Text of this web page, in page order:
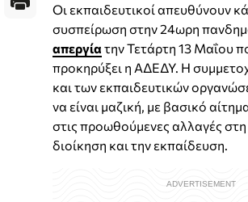
Οι εκπαιδευτικοί απευθύνουν
συσπείρωση στην 24ωρη
απεργία την Τετάρτη 13 Μαΐου
προκηρύξει η ΑΔΕΔΥ. Η
και των εκπαιδευτικών
να είναι μαζική, με βασικό
στις προωθούμενες αλλαγές
διοίκηση και την εκπαίδευση.